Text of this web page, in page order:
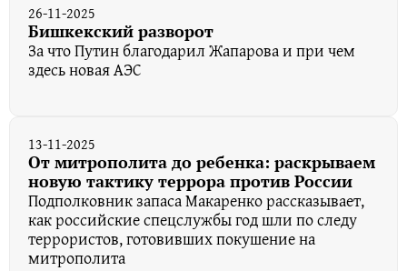
26-11-2025
Бишкекский разворот
За что Путин благодарил Жапарова и при чем
здесь новая АЭС
13-11-2025
От митрополита до ребенка: раскрываем
новую тактику террора против России
Подполковник запаса Макаренко рассказывает,
как российские спецслужбы год шли по следу
террористов, готовивших покушение на
митрополита